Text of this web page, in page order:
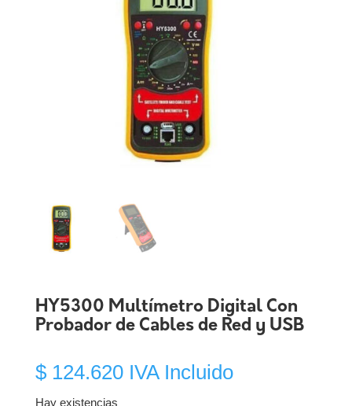
HY5300 Multímetro Digital Con
Probador de Cables de Red y USB
$124.620 IVA Incluido
Hay existencias